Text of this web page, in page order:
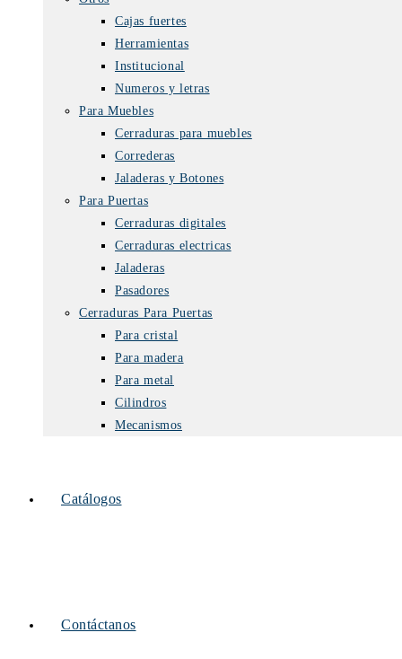
Cajas fuertes
Herramientas
Institucional
Numeros y letras
Para Muebles
Cerraduras para muebles
Correderas
Jaladeras y Botones
Para Puertas
Cerraduras digitales
Cerraduras electricas
Jaladeras
Pasadores
Cerraduras Para Puertas
Para cristal
Para madera
Para metal
Cilindros
Mecanismos
Catálogos
Contáctanos